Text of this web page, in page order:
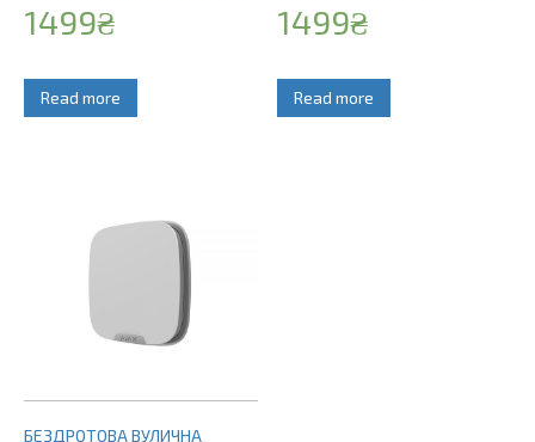
1499₴
Read more
1499₴
Read more
БЕЗДРОТОВА ВУЛИЧНА